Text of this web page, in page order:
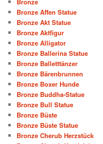
Bronze Affen Statue
Bronze Akt Statue
Bronze Aktfigur
Bronze Alligator
Bronze Ballerina Statue
Bronze Balletttänzer
Bronze Bärenbrunnen
Bronze Boxer Hunde
Bronze Buddha-Statue
Bronze Bull Statue
Bronze Büste
Bronze Büste Statue
Bronze Cherub Herzstück